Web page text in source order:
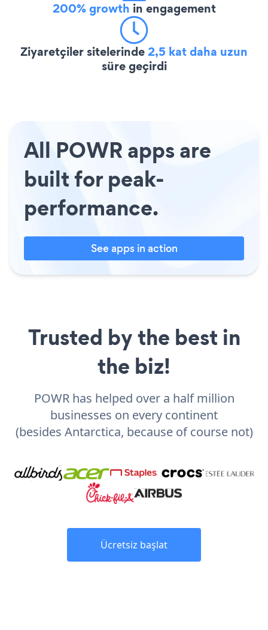
200% growth in engagement
Ziyaretçiler sitelerinde2,5 kat daha uzun
süre geçirdi
All POWR apps are
built for peak-
performance.
See apps in action
Trusted by the best in
the biz!
POWR has helped over a half million
businesses on every continent
(besides Antarctica, because of course not)
Ücretsiz başlat